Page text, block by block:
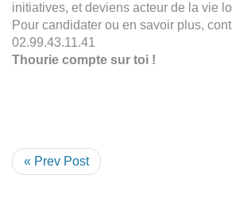
initiatives, et deviens acteur de la vie
Pour candidater ou en savoir plus,
02.99.43.11.41
Thourie compte sur toi !
« Prev Post